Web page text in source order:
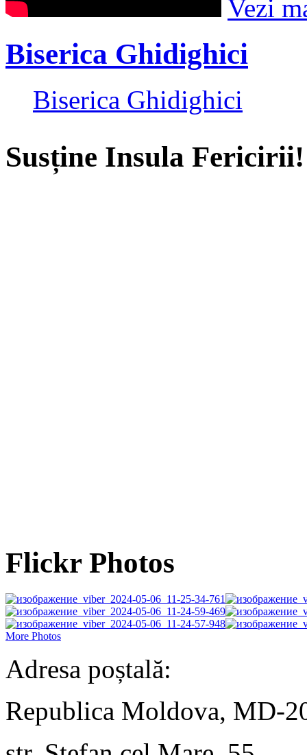
Vezi
Biserica Ghidighici
Biserica Ghidighici
Susține Insula Fericirii!
Flickr Photos
More Photos
Adresa poștală:
Republica Moldova, MD-